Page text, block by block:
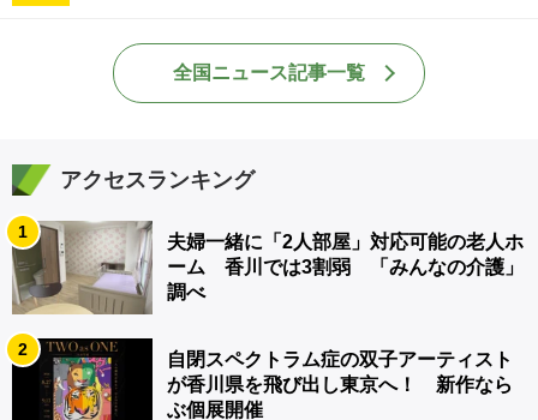
全国ニュース記事一覧
アクセスランキング
1
夫婦一緒に「2人部屋」対応可能の老人ホ
ーム 香川では3割弱 「みんなの介護」
調べ
2
自閉スペクトラム症の双子アーティスト
が香川県を飛び出し東京へ！ 新作なら
ぶ個展開催